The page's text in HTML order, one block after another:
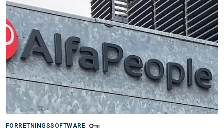
FORRETNINGSSOFTWARE